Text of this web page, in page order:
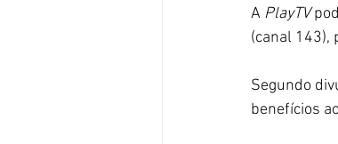
A PlayTV
(canal 143),
Segundo
benefícios